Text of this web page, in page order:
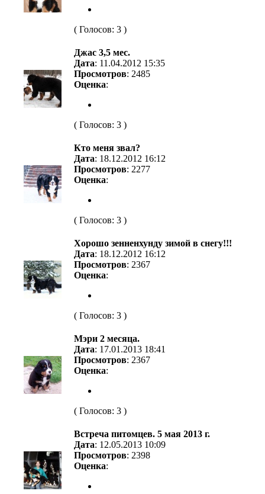
( Голосов: 3 )
Джас 3,5 мес.
Дата: 11.04.2012 15:35
Просмотров: 2485
Оценка:
( Голосов: 3 )
Кто меня звал?
Дата: 18.12.2012 16:12
Просмотров: 2277
Оценка:
( Голосов: 3 )
Хорошо зенненхунду зимой в снегу!!!
Дата: 18.12.2012 16:12
Просмотров: 2367
Оценка:
( Голосов: 3 )
Мэри 2 месяца.
Дата: 17.01.2013 18:41
Просмотров: 2367
Оценка:
( Голосов: 3 )
Встреча питомцев. 5 мая 2013 г.
Дата: 12.05.2013 10:09
Просмотров: 2398
Оценка: